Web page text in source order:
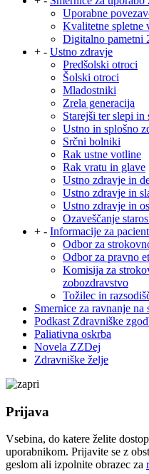
Uporabne
Kvalitetne spletne
Digitalno pametni
+ - Ustno zdravje
Predšolski otroci
Šolski otroci
Mladostniki
Zrela generacija
Starejši ter slepi in
Ustno in splošno
Srčni bolniki
Rak ustne votline
Rak vratu in glave
Ustno zdravje in
Ustno zdravje in
Ustno zdravje in
Ozaveščanje
+ - Informacije za
Odbor za
Odbor za pravno
Komisija za
zobozdravstvo
Tožilec in
Smernice za ravnanje
Podkast Zdravniške
Paliativna oskrba
Novela ZZDej
Zdravniške želje
Prijava
Vsebina, do katere želite
uporabnikom. Prijavite se z
geslom ali izpolnite obrazec za